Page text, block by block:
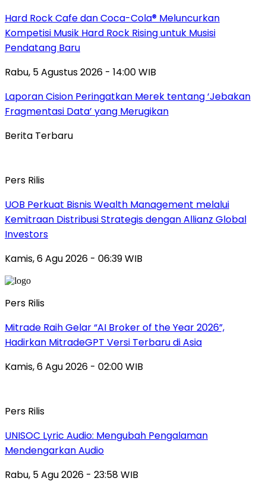
Hard Rock Cafe dan Coca-Cola® Meluncurkan
Kompetisi Musik Hard Rock Rising untuk Musisi
Pendatang Baru
Rabu, 5 Agustus 2026 - 14:00 WIB
Laporan Cision Peringatkan Merek tentang ‘Jebakan
Fragmentasi Data’ yang Merugikan
Berita Terbaru
Pers Rilis
UOB Perkuat Bisnis Wealth Management melalui
Kemitraan Distribusi Strategis dengan Allianz Global
Investors
Kamis, 6 Agu 2026 - 06:39 WIB
Pers Rilis
Mitrade Raih Gelar “AI Broker of the Year 2026”,
Hadirkan MitradeGPT Versi Terbaru di Asia
Kamis, 6 Agu 2026 - 02:00 WIB
Pers Rilis
UNISOC Lyric Audio: Mengubah Pengalaman
Mendengarkan Audio
Rabu, 5 Agu 2026 - 23:58 WIB